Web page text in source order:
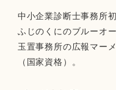
中小企業診断士事務所初
ふじのくにのブルーオ
玉置事務所の広報マー
（国家資格）。